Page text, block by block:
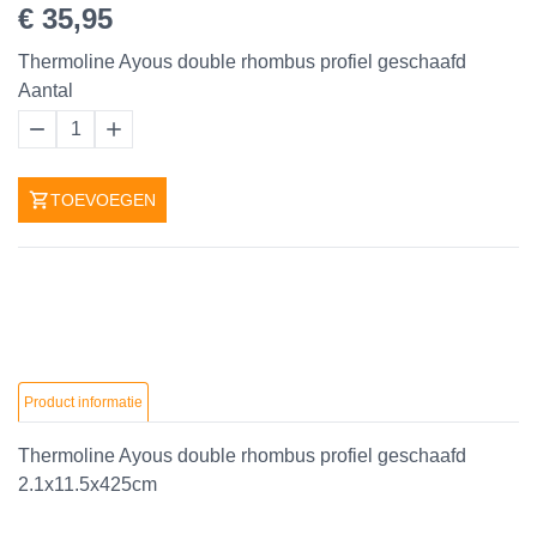
€ 35,95
Thermoline Ayous double rhombus profiel geschaafd
Aantal
1
TOEVOEGEN
Product informatie
Thermoline Ayous double rhombus profiel geschaafd
2.1x11.5x425cm